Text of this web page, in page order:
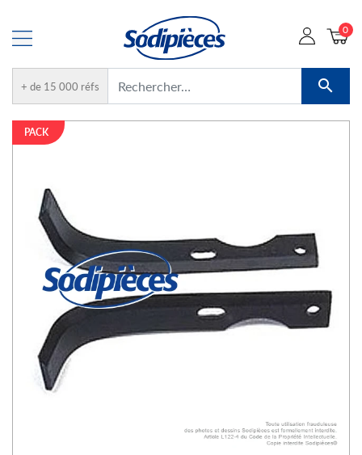
+ de 15 000 réfs 
0
PACK